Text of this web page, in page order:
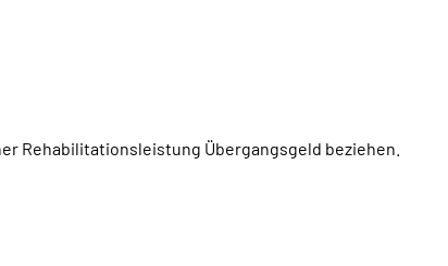
Rehabilitationsleistung Übergangsgeld beziehen.